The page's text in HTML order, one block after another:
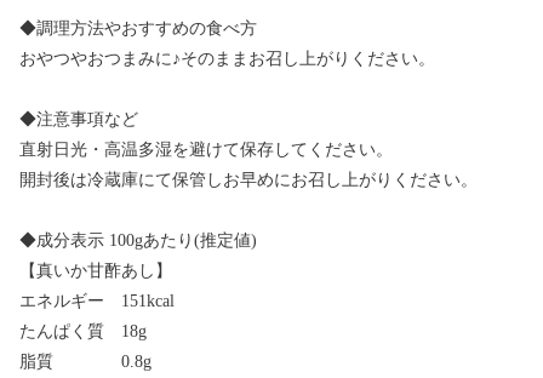
◆調理方法やおすすめの食べ方
おやつやおつまみに♪そのままお召し上がりください。
◆注意事項など
直射日光・高温多湿を避けて保存してください。
開封後は冷蔵庫にて保管しお早めにお召し上がりください。
◆成分表示 100gあたり(推定値)
【真いか甘酢あし】
エネルギー 151kcal
たんぱく質 18g
脂質 0.8g